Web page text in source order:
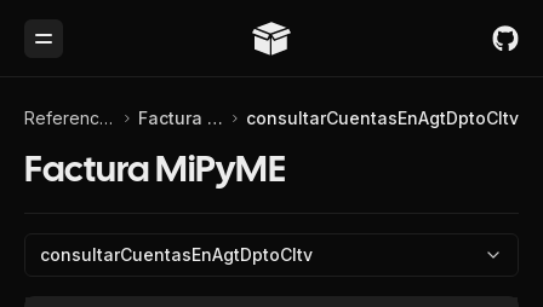
Toggle Menu
Referencia de API Factura MiPyME consultarCuentasEnAgtDptoCltv
Factura MiPyME
consultarCuentasEnAgtDptoCltv